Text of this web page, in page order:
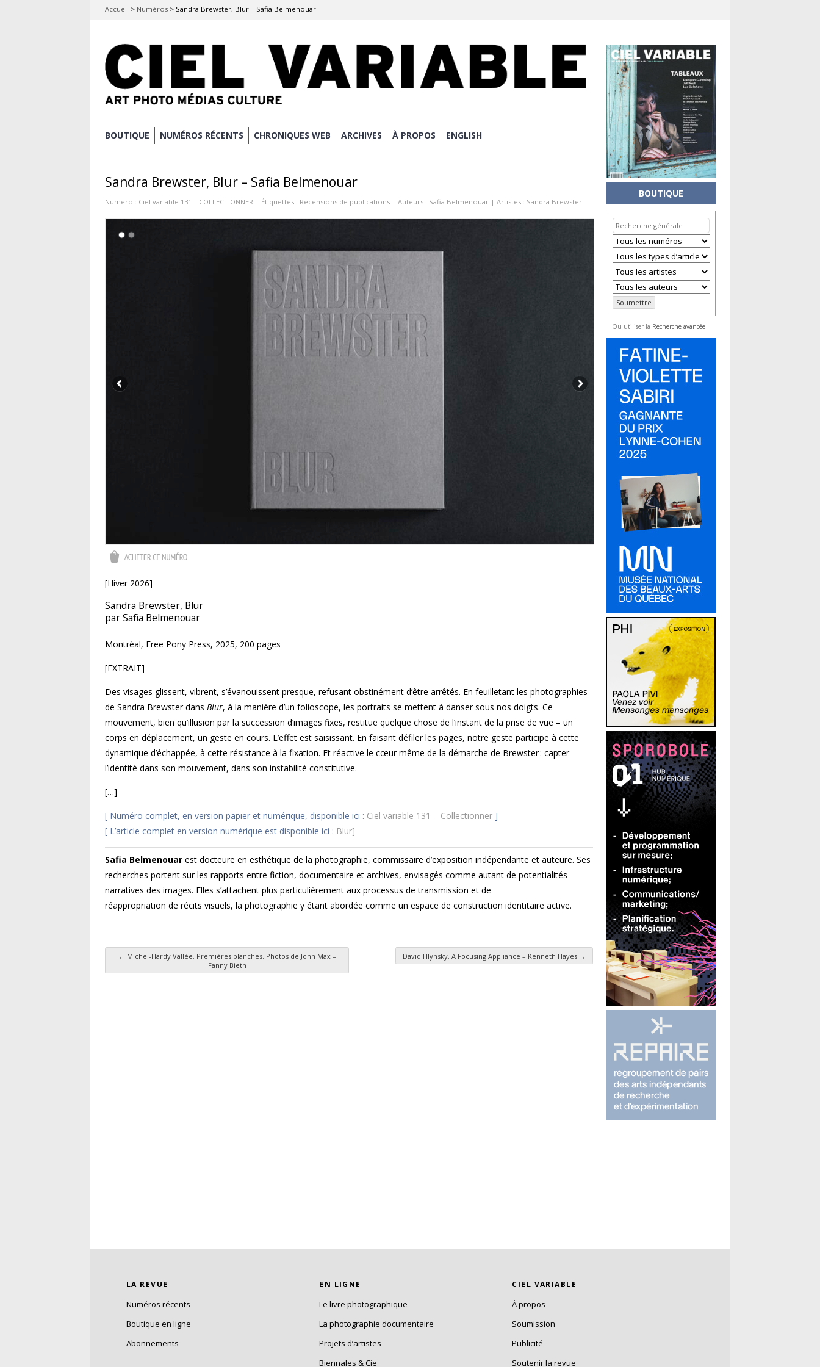
Accueil > Numéros > Sandra Brewster, Blur – Safia Belmenouar
Aller
principal
BOUTIQUE NUMÉROS RÉCENTS CHRONIQUES WEB ARCHIVES À PROPOS ENGLISH
Sandra Brewster, Blur – Safia Belmenouar
Numéro : Ciel variable 131 – COLLECTIONNER | Étiquettes : Recensions de publications | Auteurs : Safia Belmenouar | Artistes : Sandra Brewster
[Hiver 2026]
Sandra Brewster, Blur
par Safia Belmenouar
Montréal, Free Pony Press, 2025, 200 pages
[EXTRAIT]
Des visages glissent, vibrent, s’évanouissent presque, refusant obstinément d’être arrêtés. En feuilletant les photographies
de Sandra Brewster dans Blur, à la manière d’un folioscope, les portraits se mettent à danser sous nos doigts. Ce
mouvement, bien qu’illusion par la succession d’images fixes, restitue quelque chose de l’instant de la prise de vue – un
corps en déplacement, un geste en cours. L’effet est saisissant. En faisant défiler les pages, notre geste participe à cette
dynamique d’échappée, à cette résistance à la fixation. Et réactive le cœur même de la démarche de Brewster : capter
l’identité dans son mouvement, dans son instabilité constitutive.
[…]
[ Numéro complet, en version papier et numérique, disponible ici : Ciel variable 131 – Collectionner ]
[ L’article complet en version numérique est disponible ici : Blur]
Safia Belmenouar est docteure en esthétique de la photographie, commissaire d’exposition indépendante et auteure. Ses
recherches portent sur les rapports entre fiction, documentaire et archives, envisagés comme autant de potentialités
narratives des images. Elles s’attachent plus particulièrement aux processus de transmission et de
réappropriation de récits visuels, la photographie y étant abordée comme un espace de construction identitaire active.
Navigation des articles
← Michel-Hardy Vallée, Premières planches. Photos de John Max –
Fanny Bieth
David Hlynsky, A Focusing Appliance – Kenneth Hayes →
BOUTIQUE
Ou utiliser la Recherche avancée
LA REVUE
Numéros récents
Boutique en ligne
Abonnements
EN LIGNE
Le livre photographique
La photographie documentaire
Projets d’artistes
Biennales & Cie
CIEL VARIABLE
À propos
Soumission
Publicité
Soutenir la revue